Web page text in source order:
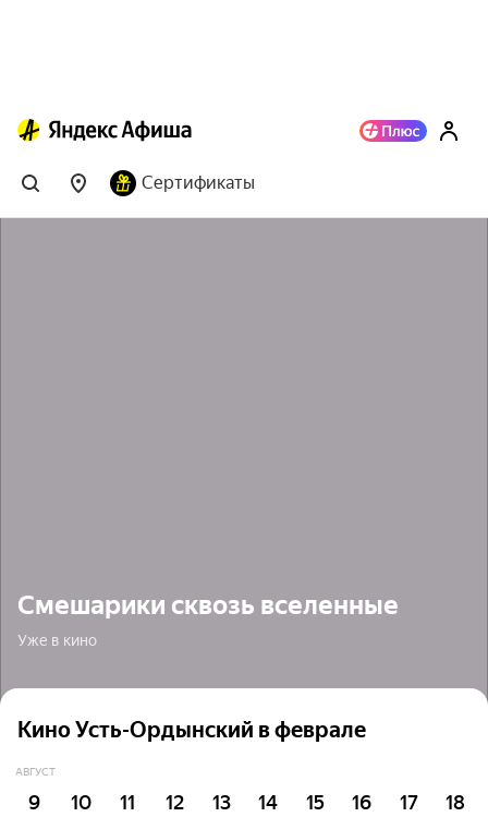
Сертификаты
Смешарики сквозь вселенные
Уже в кино
Кино Усть-Ордынский в феврале
АВГУСТ
9 10 11 12 13 14 15 16 17 18